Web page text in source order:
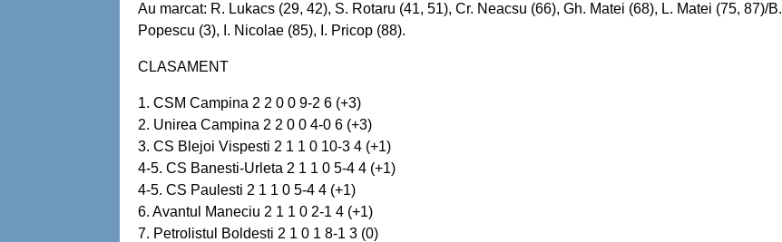
Au marcat: R. Lukacs (29, 42), S. Rotaru (41, 51), Cr. Neacsu (66), Gh. Matei (68), L. Matei (75, 87)/B.
Popescu (3), I. Nicolae (85), I. Pricop (88).
CLASAMENT
1. CSM Campina 2 2 0 0 9-2 6 (+3)
2. Unirea Campina 2 2 0 0 4-0 6 (+3)
3. CS Blejoi Vispesti 2 1 1 0 10-3 4 (+1)
4-5. CS Banesti-Urleta 2 1 1 0 5-4 4 (+1)
4-5. CS Paulesti 2 1 1 0 5-4 4 (+1)
6. Avantul Maneciu 2 1 1 0 2-1 4 (+1)
7. Petrolistul Boldesti 2 1 0 1 8-1 3 (0)